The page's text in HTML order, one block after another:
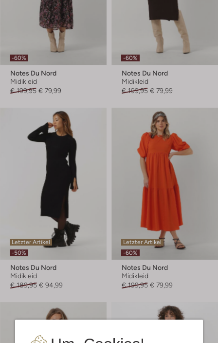
-60%
Notes Du Nord
Midikleid
€ 199,95 € 79,99
-60%
Notes Du Nord
Midikleid
€ 199,95 € 79,99
Letzter Artikel
-50%
Notes Du Nord
Midikleid
€ 189,95 € 94,99
Letzter Artikel
-60%
Notes Du Nord
Midikleid
€ 199,95 € 79,99